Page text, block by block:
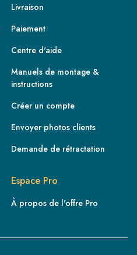
Livraison
Paiement
Centre d'aide
Manuels de montage &
instructions
Créer un compte
Envoyer photos clients
Demande de rétractation
Espace Pro
À propos de l'offre Pro